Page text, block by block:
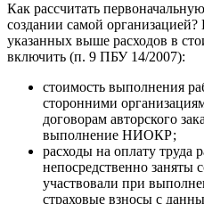
Как рассчитать
создании самой
указанных выше расходов в
включить (п. 9 ПБУ 14/2007):
стоимость выполнения
сторонними
договорам авторского
выполнение НИОКР;
расходы на оплату труда
непосредственно
участвовали при
страховые взносы с